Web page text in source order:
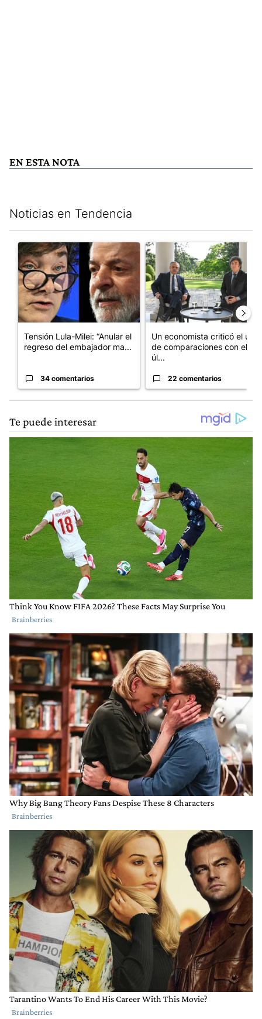
EN ESTA NOTA
Noticias en Tendencia
Un artículo de tendencia con el título "Tensión Lula-Milei:
Tensión Lula-Milei: “Anular el
regreso del embajador ma...
34 comentarios
Un artículo de tendencia con
Un economista criticó el uso
de comparaciones con el
úl...
22 comentarios